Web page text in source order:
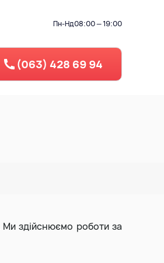
Пн-Нд08:00 — 19:00
Рециклінг - Дроблення
(063) 428 69 94
Ми здійснюємо роботи за